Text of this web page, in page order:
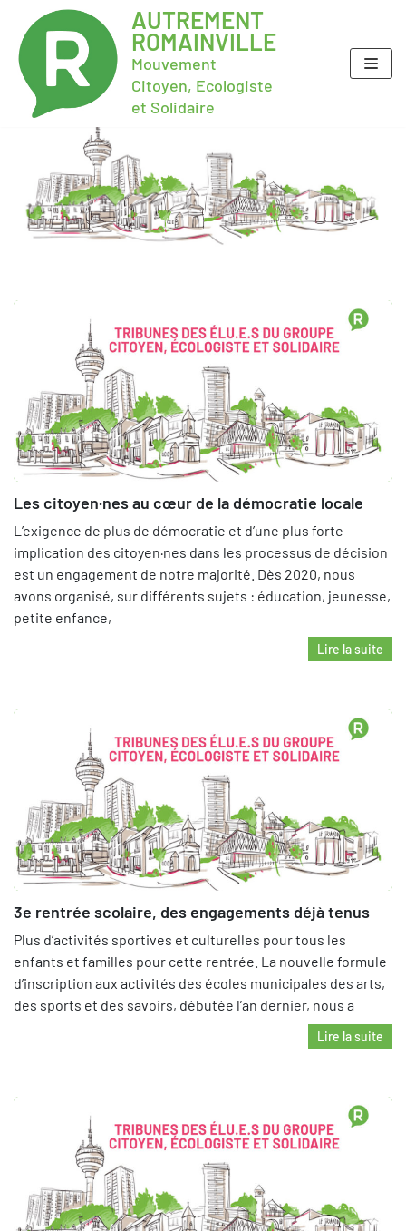
AUTREMENT
ROMAINVILLE
Mouvement
Citoyen, Ecologiste
et Solidaire
Les citoyen·nes au cœur de la démocratie locale
L’exigence de plus de démocratie et d’une plus forte
implication des citoyen·nes dans les processus de décision
est un engagement de notre majorité. Dès 2020, nous
avons organisé, sur différents sujets : éducation, jeunesse,
petite enfance,
Lire la suite
3e rentrée scolaire, des engagements déjà tenus
Plus d’activités sportives et culturelles pour tous les
enfants et familles pour cette rentrée. La nouvelle formule
d’inscription aux activités des écoles municipales des arts,
des sports et des savoirs, débutée l’an dernier, nous a
Lire la suite